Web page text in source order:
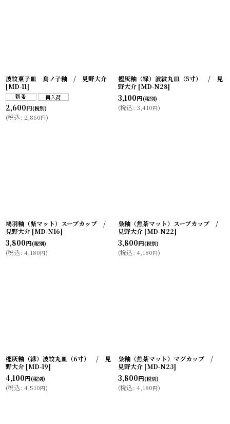
波紋菓子皿 鳥ノ子釉 / 見野大介
[MD-11]
2,600円(税別)
(税込: 2,860円)
樫灰釉（緑）波紋丸皿（5寸） / 見
野大介 [MD-N28]
3,100円(税別)
(税込: 3,410円)
鳩羽釉（紫マット）スープカップ /
見野大介 [MD-N16]
3,800円(税別)
(税込: 4,180円)
梟釉（焦茶マット）スープカップ /
見野大介 [MD-N22]
3,800円(税別)
(税込: 4,180円)
樫灰釉（緑）波紋丸皿（6寸） / 見
野大介 [MD-19]
4,100円(税別)
(税込: 4,510円)
梟釉（焦茶マット）マグカップ /
見野大介 [MD-N23]
3,800円(税別)
(税込: 4,180円)